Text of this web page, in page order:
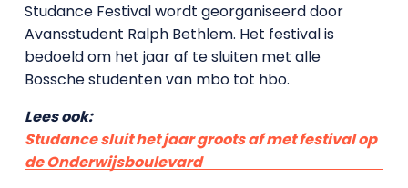
Studance Festival wordt georganiseerd door
Avansstudent Ralph Bethlem. Het festival is
bedoeld om het jaar af te sluiten met alle
Bossche studenten van mbo tot hbo.
Lees ook:
Studance sluit het jaar groots af met festival op
de Onderwijsboulevard